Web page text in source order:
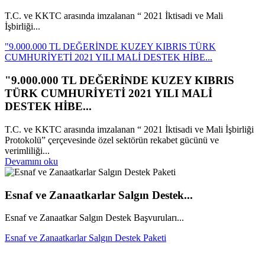
T.C. ve KKTC arasında imzalanan “ 2021 İktisadi ve Mali
İşbirliği...
"9.000.000 TL DEĞERİNDE KUZEY KIBRIS TÜRK
CUMHURİYETİ 2021 YILI MALİ DESTEK HİBE...
"9.000.000 TL DEĞERİNDE KUZEY KIBRIS
TÜRK CUMHURİYETİ 2021 YILI MALİ
DESTEK HİBE...
T.C. ve KKTC arasında imzalanan “ 2021 İktisadi ve Mali İşbirliği
Protokolü” çerçevesinde özel sektörün rekabet gücünü ve
verimliliği...
Devamını oku
Esnaf ve Zanaatkarlar Salgın Destek...
Esnaf ve Zanaatkar Salgın Destek Başvuruları...
Esnaf ve Zanaatkarlar Salgın Destek Paketi